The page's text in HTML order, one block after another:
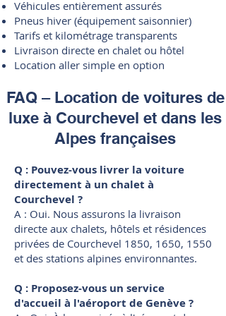
Véhicules entièrement assurés
Pneus hiver (équipement saisonnier)
Tarifs et kilométrage transparents
Livraison directe en chalet ou hôtel
Location aller simple en option
FAQ – Location de voitures de
luxe à Courchevel et dans les
Alpes françaises
Q : Pouvez-vous livrer la voiture
directement à un chalet à
Courchevel ?
A : Oui. Nous assurons la livraison
directe aux chalets, hôtels et résidences
privées de Courchevel 1850, 1650, 1550
et des stations alpines environnantes.
Q : Proposez-vous un service
d'accueil à l'aéroport de Genève ?